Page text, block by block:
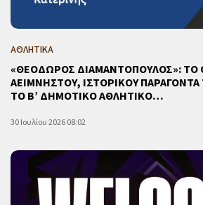
ΑΘΛΗΤΙΚΑ
«ΘΕΟΔΩΡΟΣ ΔΙΑΜΑΝΤΟΠΟΥΛΟΣ»:
ΑΕΙΜΝΗΣΤΟΥ, ΙΣΤΟΡΙΚΟΥ ΠΑΡΑΓΟΝΤΑ
ΤΟ Β’ ΔΗΜΟΤΙΚΟ ΑΘΛΗΤΙΚΟ…
30 Ιουλίου 2026 08:02